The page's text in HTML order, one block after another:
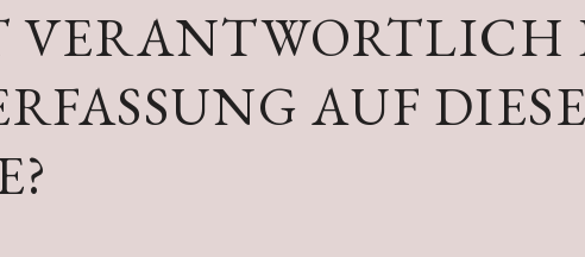
VERANTWORTLICH
AUF